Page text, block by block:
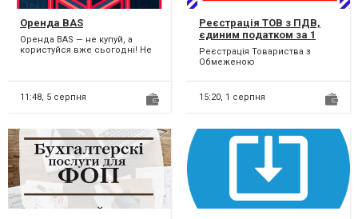
Оренда BAS
Оренда BAS — не купуй, а
користуйся вже сьогодні! Не
11:48, 5 серпня
Реєстрація ТОВ з ПДВ,
єдиним податком за 1
день.
Реєстрація Товариства з
Обмеженою
єдиним податком. Терміново
та відповідаль...
15:20, 1 серпня